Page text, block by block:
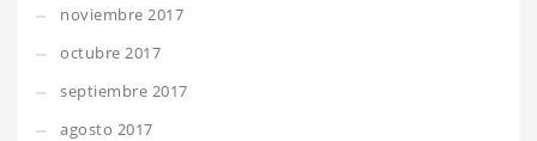
noviembre 2017
octubre 2017
septiembre 2017
agosto 2017